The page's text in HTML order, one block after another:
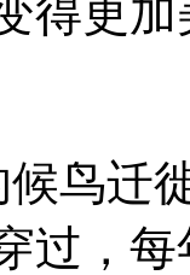
得更加
鸟迁
过，